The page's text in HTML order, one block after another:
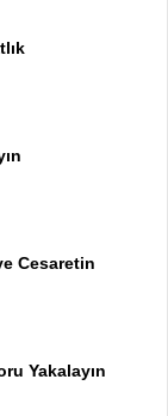
Cesaretin
Yakalayın